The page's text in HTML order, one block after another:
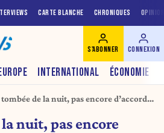
CARTE BLANCHE CHRONIQUES
INTERNATIONAL ÉCONOMIE
S'ABONNER CONNEXION
tombée de la nuit, pas encore d’accord
nuit, pas encore